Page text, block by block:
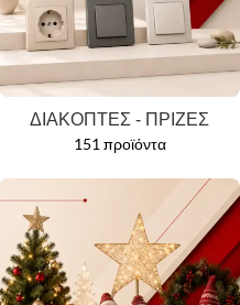
ΔΙΑΚΟΠΤΕΣ - ΠΡΙΖΕΣ
151 προϊόντα